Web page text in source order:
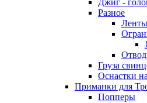
Джиг -
Разное
Груза
Оснастки
Приманки для
Попперы